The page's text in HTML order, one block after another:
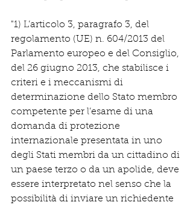
"1) L’articolo 3, paragrafo 3, del
regolamento (UE) n. 604/2013 del
Parlamento europeo e del Consiglio,
del 26 giugno 2013, che stabilisce i
criteri e i meccanismi di
determinazione dello Stato membro
competente per l’esame di una
domanda di protezione
internazionale presentata in uno
degli Stati membri da un cittadino di
un paese terzo o da un apolide, deve
essere interpretato nel senso che la
possibilità di inviare un richiedente